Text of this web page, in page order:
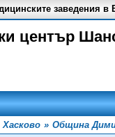
център
заведения в
» Община